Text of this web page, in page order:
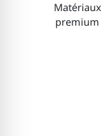
Matériaux
premium